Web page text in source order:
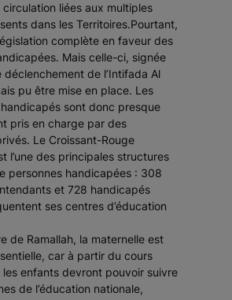
liées aux multiples
dans les Territoires.Pourtant,
complète en faveur des
Mais celle-ci, signée
déclenchement de l’Intifada Al
pu être mise en place. Les
sont donc presque
pris en charge par des
Le Croissant-Rouge
l’une des principales structures
personnes handicapées : 308
et 728 handicapés
ses centres d’éducation
de Ramallah, la maternelle est
car à partir du cours
enfants devront pouvoir suivre
de l’éducation nationale,